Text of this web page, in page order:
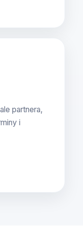
partnera,
i